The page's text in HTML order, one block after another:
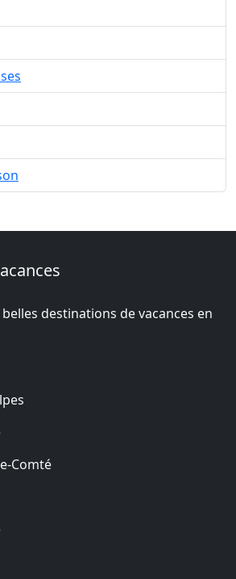
destinations de vacances en
Comté